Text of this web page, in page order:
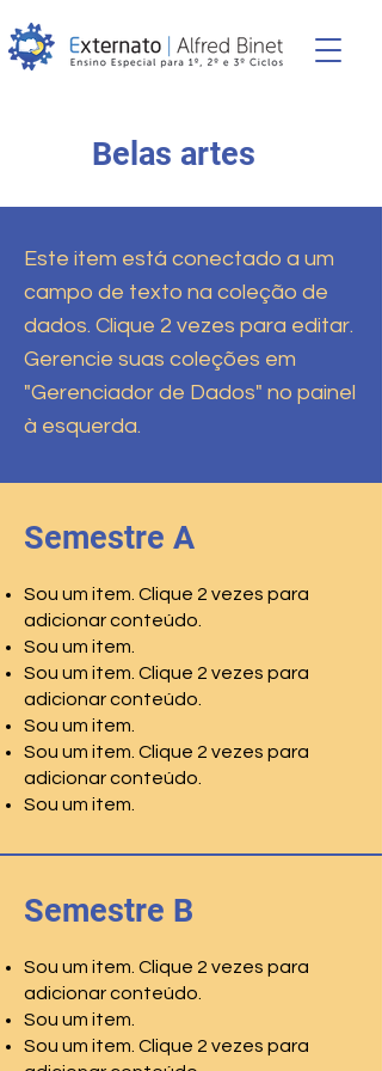
Belas artes
Este item está conectado a um
campo de texto na coleção de
dados. Clique 2 vezes para editar.
Gerencie suas coleções em
"Gerenciador de Dados" no painel
à esquerda.
Semestre A
Sou um item. Clique 2 vezes para
adicionar conteúdo.
Sou um item.
Sou um item. Clique 2 vezes para
adicionar conteúdo.
Sou um item.
Sou um item. Clique 2 vezes para
adicionar conteúdo.
Sou um item.
Semestre B
Sou um item. Clique 2 vezes para
adicionar conteúdo.
Sou um item.
Sou um item. Clique 2 vezes para